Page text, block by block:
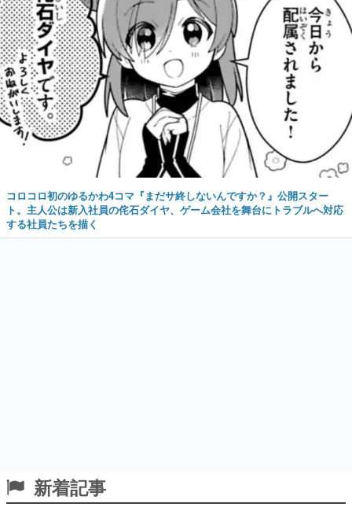
コロコロ初のゆるかわ4コマ『まだサ終しないんですか？』公開スター
ト。主人公は新入社員の侘石ダイヤ、ゲーム会社を舞台にトラブルへ対応
する社員たちを描く
新着記事